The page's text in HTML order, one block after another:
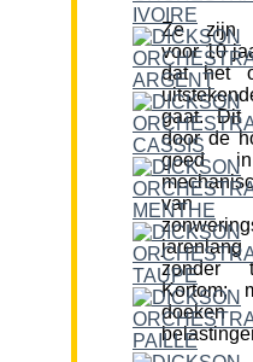
Ze zijn
voor 10
dat het
gaat. Dit
door de
goed
jarenlang
zonder
Kortom;